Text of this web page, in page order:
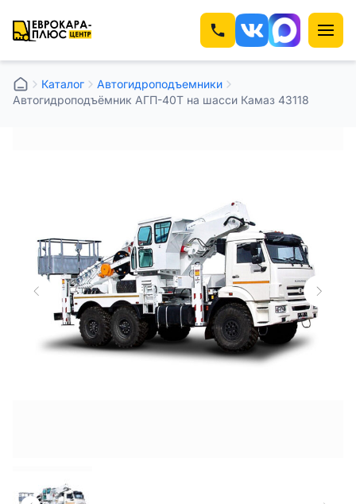
Каталог
Автогидроподъемники
Автогидроподъёмник АГП-40Т на шасси Камаз 43118